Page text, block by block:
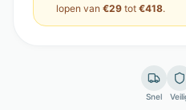
lopen van €29 tot €418.
Snel